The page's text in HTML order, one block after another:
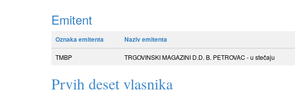
Emitent
Oznaka emitenta Naziv emitenta
TMBP TRGOVINSKI MAGAZINI D.D. B. PETROVAC - u stečaju
Prvih deset vlasnika